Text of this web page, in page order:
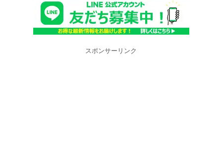
スポンサーリンク